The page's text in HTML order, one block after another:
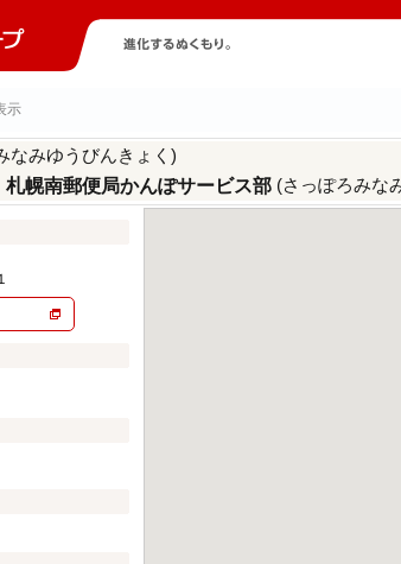
示
なみゆうびんきょく)
幌南郵便局かんぽサービス部 (さっぽろみな